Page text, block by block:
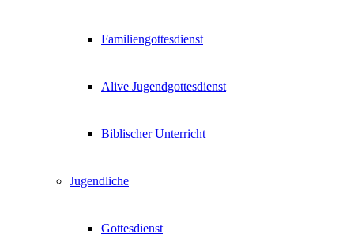
Familiengottesdienst
Alive Jugendgottesdienst
Biblischer Unterricht
Jugendliche
Gottesdienst